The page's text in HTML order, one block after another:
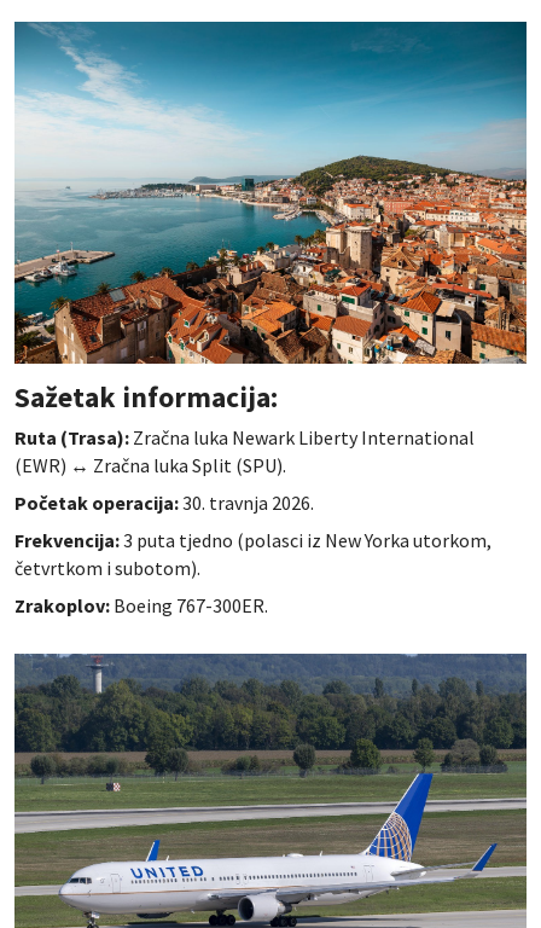
Sažetak informacija:
Ruta (Trasa): Zračna luka Newark Liberty International
(EWR) ↔ Zračna luka Split (SPU).
Početak operacija:30. travnja 2026.
Frekvencija:3 puta tjedno (polasci iz New Yorka utorkom,
četvrtkom i subotom).
Zrakoplov: Boeing 767-300ER.